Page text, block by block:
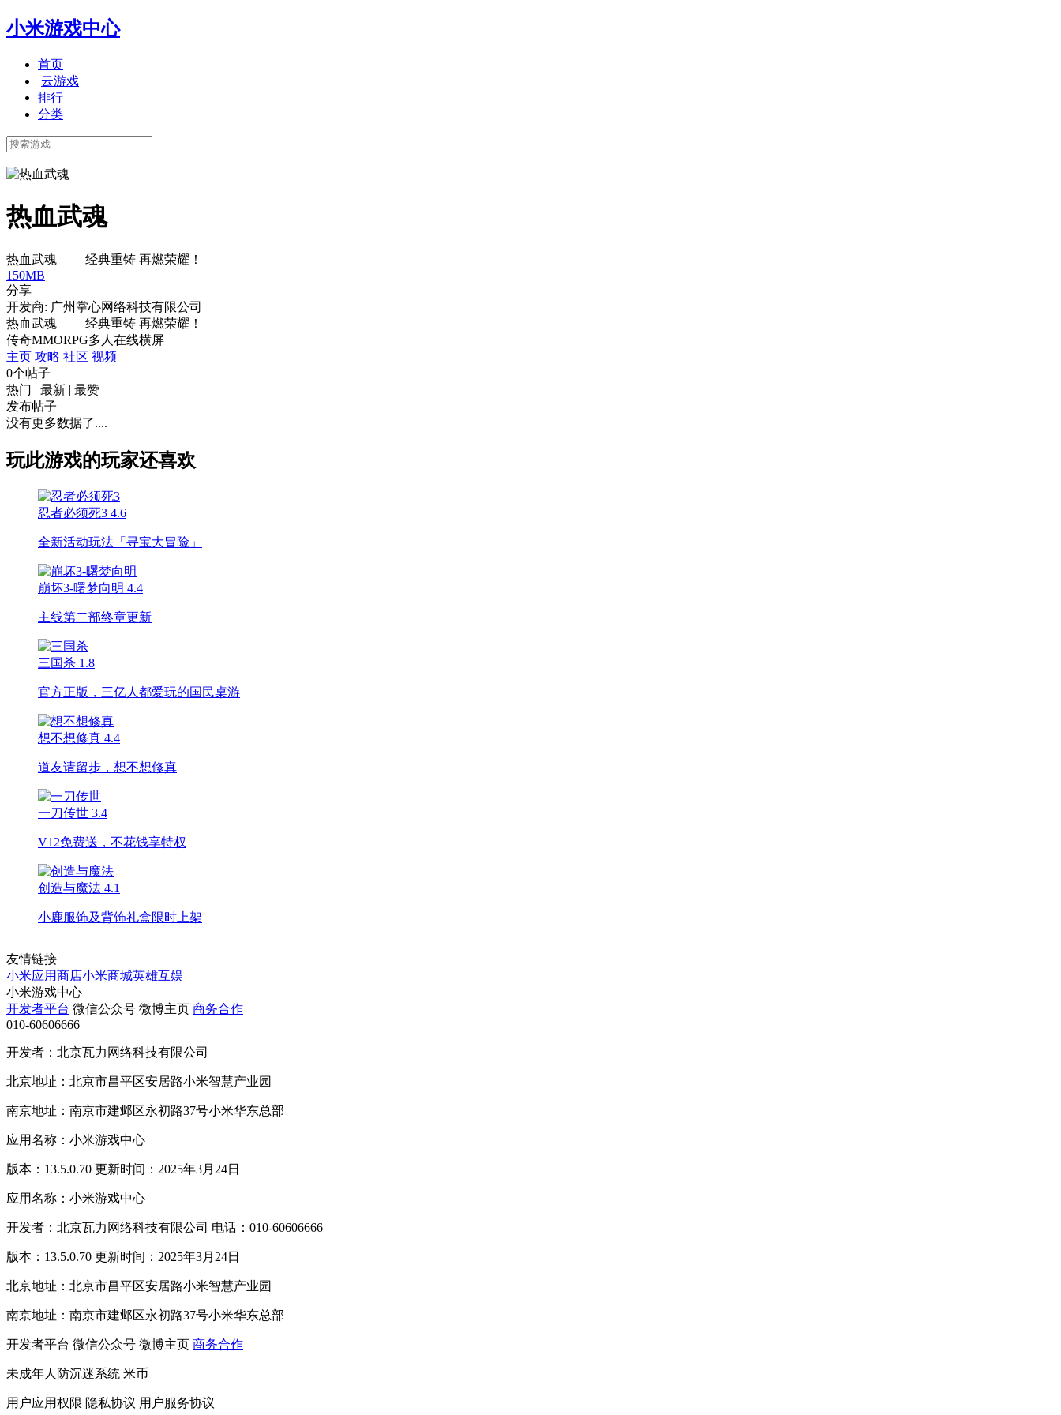
小米游戏中心
首页
云游戏
排行
分类
热血武魂
热血武魂—— 经典重铸 再燃荣耀！
150MB
分享
开发商: 广州掌心网络科技有限公司
热血武魂—— 经典重铸 再燃荣耀！
传奇MMORPG多人在线横屏
主页 攻略 社区 视频
0个帖子
热门 | 最新 | 最赞
发布帖子
没有更多数据了....
玩此游戏的玩家还喜欢
忍者必须死3 4.6
全新活动玩法「寻宝大冒险」
崩坏3-曙梦向明 4.4
主线第二部终章更新
三国杀 1.8
官方正版，三亿人都爱玩的国民桌游
想不想修真 4.4
道友请留步，想不想修真
一刀传世 3.4
V12免费送，不花钱享特权
创造与魔法 4.1
小鹿服饰及背饰礼盒限时上架
友情链接
小米应用商店小米商城英雄互娱
小米游戏中心
开发者平台 微信公众号 微博主页 商务合作
010-60606666
开发者：北京瓦力网络科技有限公司
北京地址：北京市昌平区安居路小米智慧产业园
南京地址：南京市建邺区永初路37号小米华东总部
应用名称：小米游戏中心
版本：13.5.0.70 更新时间：2025年3月24日
应用名称：小米游戏中心
开发者：北京瓦力网络科技有限公司 电话：010-60606666
版本：13.5.0.70 更新时间：2025年3月24日
北京地址：北京市昌平区安居路小米智慧产业园
南京地址：南京市建邺区永初路37号小米华东总部
开发者平台 微信公众号 微博主页 商务合作
未成年人防沉迷系统 米币
用户应用权限 隐私协议 用户服务协议